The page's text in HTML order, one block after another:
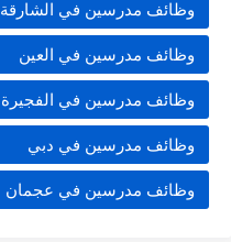
وظائف مدرسين في الشارقة
وظائف مدرسين في العين
وظائف مدرسين في الفجيرة
وظائف مدرسين في دبي
وظائف مدرسين في عجمان